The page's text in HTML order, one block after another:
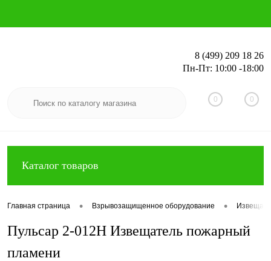
Вход Регистрация
8 (499) 209 18 26
Пн-Пт: 10:00 -18:00
0 0
Каталог товаров
Главная страница • Взрывозащищенное оборудование •
Пульсар 2-012Н Извещатель пожарный
пламени